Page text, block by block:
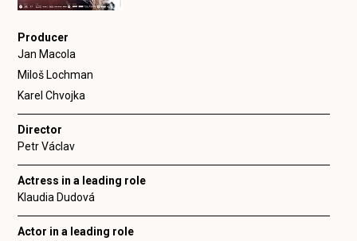
Producer
Jan Macola
Miloš Lochman
Karel Chvojka
Director
Petr Václav
Actress in a leading role
Klaudia Dudová
Actor in a leading role